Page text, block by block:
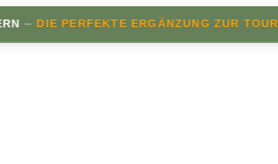
DIE PERFEKTE ERGÄNZUNG ZUR TOUR FÜR